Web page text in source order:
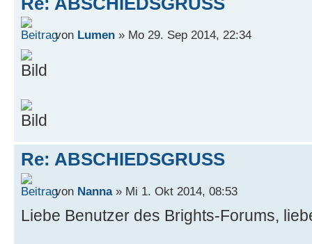
von Lumen » Mo 29. Sep 2014, 22:34
Re: ABSCHIEDSGRUSS
von Nanna» Mi 1. Okt 2014, 08:53
Liebe Benutzer des Brights-Forums,